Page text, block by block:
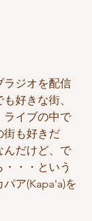
ラジオを配信
好きな街、
ライブの中で
街も好きだ
んだけど、で
・・という
ア(Kapa'a)を